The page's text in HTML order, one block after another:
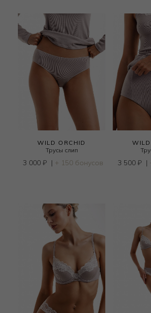
WILD ORCHID
Трусы слип
3 000 ₽ | + 150 бонусов 3 500 ₽ |